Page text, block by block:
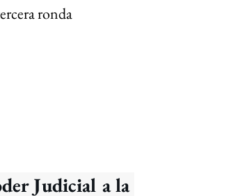
ronda
Judicial a la